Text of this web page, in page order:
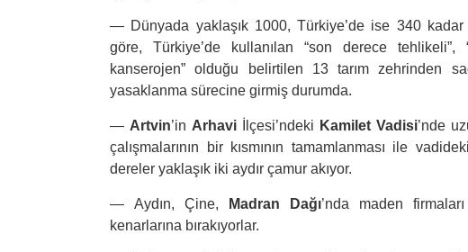
— Dünyada yaklaşık 1000, Türkiye’de ise 340
göre, Türkiye’de kullanılan “son derece tehlikeli”,
kanserojen” olduğu belirtilen 13 tarım zehrinden
yasaklanma sürecine girmiş durumda.
— Artvin’in Arhaviİlçesi’ndeki Kamilet Vadisi’nde
çalışmalarının bir kısmının tamamlanması ile
dereler yaklaşık iki aydır çamur akıyor.
— Aydın, Çine, Madran Dağı’nda maden
kenarlarına bırakıyorlar.